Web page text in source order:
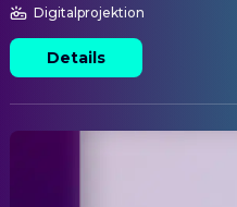
Digitalprojektion
Details